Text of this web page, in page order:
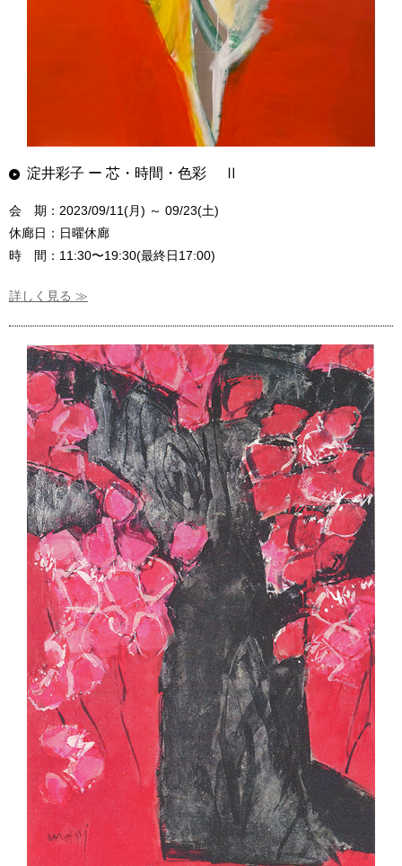
淀井彩子 ー 芯・時間・色彩 Ⅱ
会 期：2023/09/11(月) ～ 09/23(土)
休廊日：日曜休廊
時 間：11:30〜19:30(最終日17:00)
詳しく見る ≫